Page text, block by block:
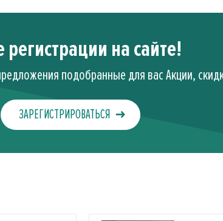
регистрации на сайте!
подобранные для вас Акции,
ЗАРЕГИСТРИРОВАТЬСЯ